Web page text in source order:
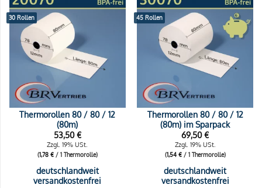
30 Rollen
Thermorollen 80 / 80 / 12
(80m)
53,50€
Zzgl. 19% USt.
(1,78 €/ 1 Thermorolle)
deutschlandweit
versandkostenfrei
45 Rollen
Thermorollen 80 / 80 / 12
(80m) im Sparpack
69,50€
Zzgl. 19% USt.
(1,54 €/ 1 Thermorolle)
deutschlandweit
versandkostenfrei